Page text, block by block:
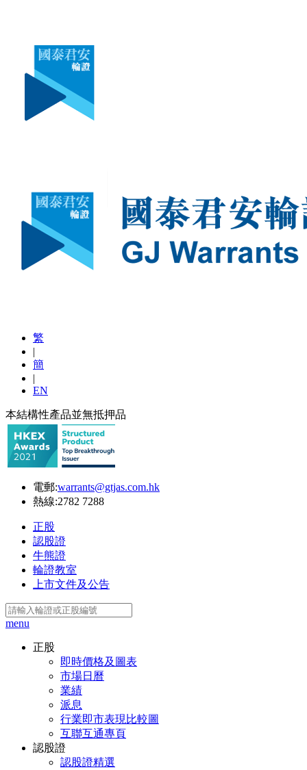
繁
|
簡
|
EN
本結構性產品並無抵押品
電郵:warrants@gtjas.com.hk
熱線:2782 7288
正股
認股證
牛熊證
輪證教室
上市文件及公告
menu
正股
即時價格及圖表
市場日曆
業績
派息
行業即市表現比較圖
互聯互通專頁
認股證
認股證精選